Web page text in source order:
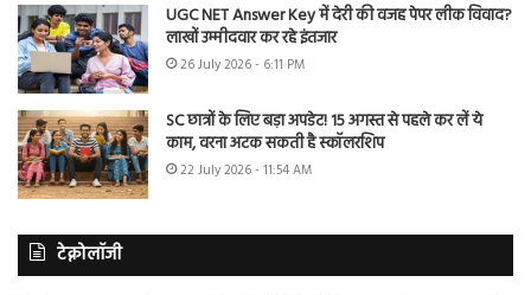
UGC NET Answer Key में देरी की वजह पेपर लीक विवाद?
लाखों उम्मीदवार कर रहे इंतजार
26 July 2026 - 6:11 PM
SC छात्रों के लिए बड़ा अपडेट! 15 अगस्त से पहले कर लें ये
काम, वरना अटक सकती है स्कॉलरशिप
22 July 2026 - 11:54 AM
टेक्नोलॉजी